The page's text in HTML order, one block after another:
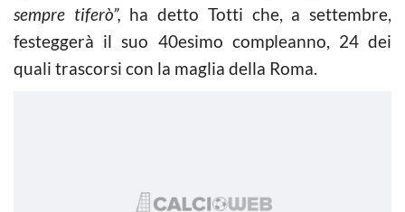
sempre tiferò”, ha detto Totti che, a settembre,
festeggerà il suo 40esimo compleanno, 24 dei
quali trascorsi con la maglia della Roma.